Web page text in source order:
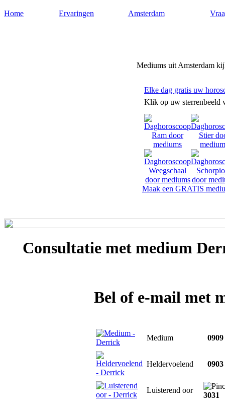
Home Ervaringen Amsterdam
Mediums uit Amsterdam
Elke dag gratis uw
Klik op uw sterrenbeeld
Maak een GRATIS
Consultatie met medium
Bel of e-mail met
Medium
Heldervoelend
Luisterend oor
3031